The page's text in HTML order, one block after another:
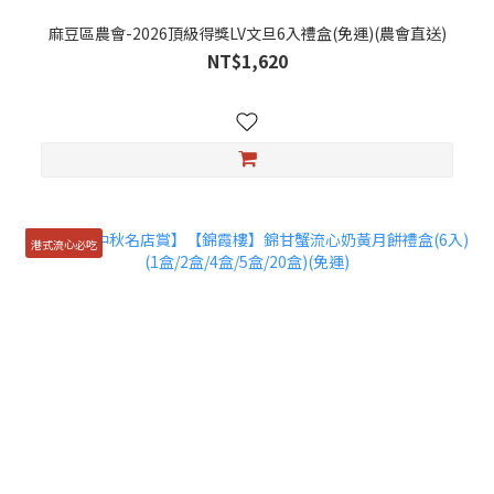
麻豆區農會-2026頂級得獎LV文旦6入禮盒(免運)(農會直送)
NT$1,620
港式流心必吃